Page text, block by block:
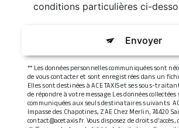
conditions particulières ci-
Envoyer
** Les données personnelles communiquées sont
de vous contacter et sont enregistrées dans un
Elles sont destinées à ACE TAXIS et ses sous-
de répondre à votre message. Les données
communiquées aux seuls destinataires suivants:
Impasse des Chapotines, ZAE Chez Merlin, 74420
contact@acetaxis.fr. Vous disposez de droits